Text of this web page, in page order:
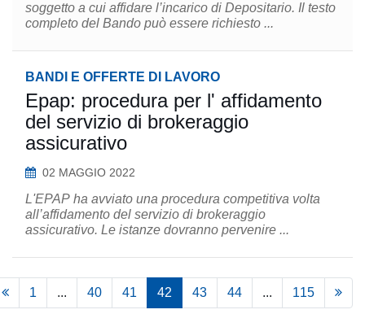
soggetto a cui affidare l’incarico di Depositario. Il testo
completo del Bando può essere richiesto ...
BANDI E OFFERTE DI LAVORO
Epap: procedura per l' affidamento
del servizio di brokeraggio
assicurativo
02 MAGGIO 2022
L'EPAP ha avviato una procedura competitiva volta
all’affidamento del servizio di brokeraggio
assicurativo. Le istanze dovranno pervenire ...
1 ... 40 41 42 43 44 ... 115